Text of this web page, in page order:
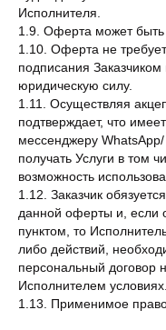
Исполнителя.
1.9. Оферта может
1.10. Оферта не
подписания
юридическую силу.
1.11. Осуществляя
подтверждает, что
мессенджеру
получать Услуги в том
возможность
1.12. Заказчик
данной оферты и, если
пунктом, то
либо действий,
персональный договор
Исполнителем условиях.
1.13. Применимое